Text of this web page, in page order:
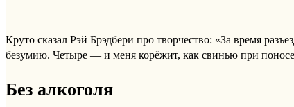
Круто сказал Рэй Брэдбери про творчество: «За время
безумию. Четыре — и меня корёжит, как свинью при
Без алкоголя